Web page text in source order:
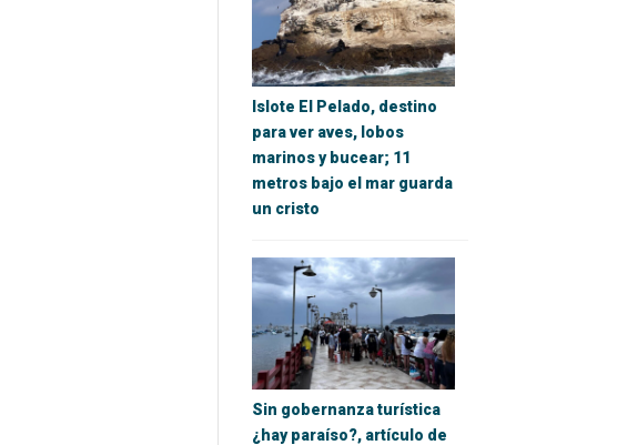
Islote El Pelado, destino
para ver aves, lobos
marinos y bucear; 11
metros bajo el mar guarda
un cristo
Sin gobernanza turística
¿hay paraíso?, artículo de